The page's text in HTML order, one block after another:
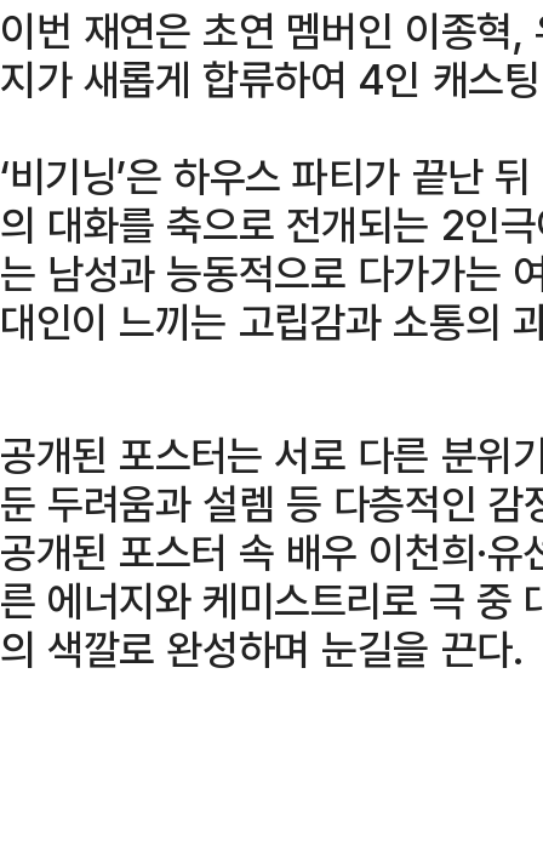
이번 재연은 초연 멤버인 이종혁
지가 새롭게 합류하여 4인 캐스
‘비기닝’은 하우스 파티가 끝난
의 대화를 축으로 전개되는 2인
는 남성과 능동적으로 다가가는
대인이 느끼는 고립감과 소통의
공개된 포스터는 서로 다른 분위
둔 두려움과 설렘 등 다층적인
공개된 포스터 속 배우 이천희·
른 에너지와 케미스트리로 극 중
의 색깔로 완성하며 눈길을 끈다.